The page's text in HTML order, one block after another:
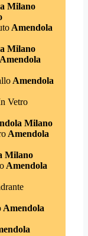
Milano
Amendola
Milano
Amendola
Vetro
Milano
Amendola
Milano
Amendola
Amendola